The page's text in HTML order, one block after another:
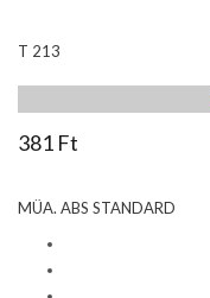
T 213
381 Ft
MÜA. ABS STANDARD